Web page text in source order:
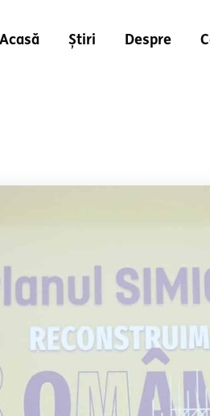
Acasă Știri Despre